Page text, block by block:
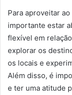
Para aproveitar
importante estar
flexível em
explorar os
os locais e
Além disso, é
e ter uma atitude